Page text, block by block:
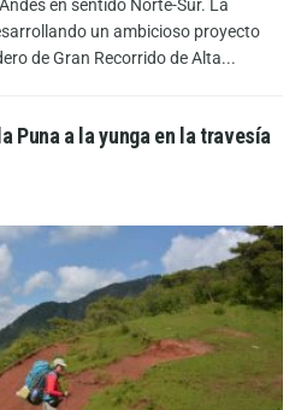
en sentido Norte-Sur. La
un ambicioso proyecto
de Gran Recorrido de Alta...
Puna a la yunga en la travesía